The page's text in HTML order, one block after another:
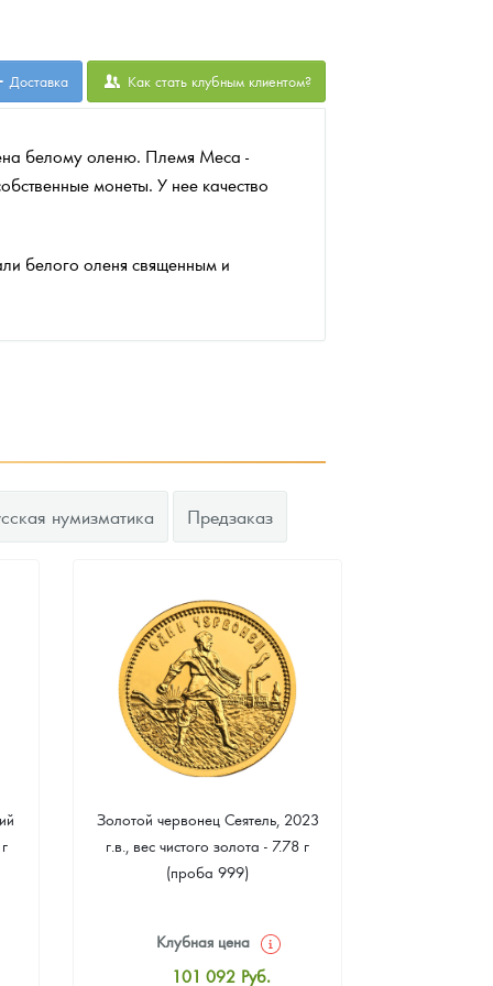
Доставка Как стать клубным клиентом?
белому оленю. Племя Меса -
монеты. У нее качество
белого оленя священным и
нумизматика Предзаказ
Золотой червонец Сеятель, 2023
г.в., вес чистого золота - 7.78 г
(проба 999)
Клубная цена
101 092 Руб.